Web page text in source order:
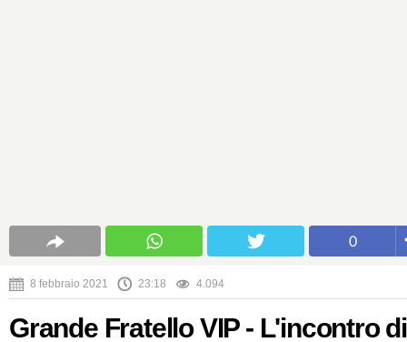
0
8 febbraio 2021 23:18 4.094
Grande Fratello VIP - L'incontro di